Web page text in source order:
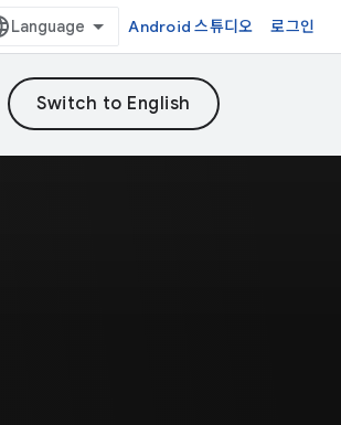
Android 스튜디오 로그인